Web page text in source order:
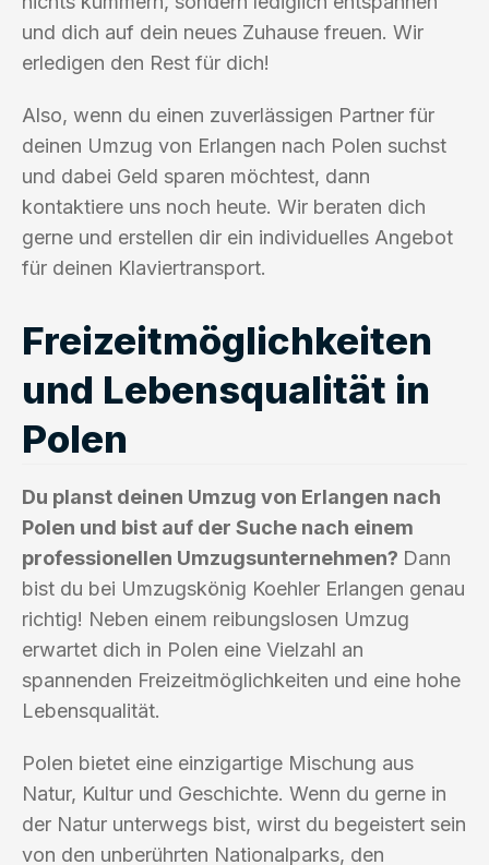
und dich auf dein neues Zuhause freuen. Wir
erledigen den Rest für dich!
Also, wenn du einen zuverlässigen Partner für
deinen Umzug von Erlangen nach Polen suchst
und dabei Geld sparen möchtest, dann
kontaktiere uns noch heute. Wir beraten dich
gerne und erstellen dir ein individuelles Angebot
für deinen Klaviertransport.
Freizeitmöglichkeiten
und Lebensqualität in
Polen
Du planst deinen Umzug von Erlangen nach
Polen und bist auf der Suche nach einem
professionellen Umzugsunternehmen? Dann
bist du bei Umzugskönig Koehler Erlangen genau
richtig! Neben einem reibungslosen Umzug
erwartet dich in Polen eine Vielzahl an
spannenden Freizeitmöglichkeiten und eine hohe
Lebensqualität.
Polen bietet eine einzigartige Mischung aus
Natur, Kultur und Geschichte. Wenn du gerne in
der Natur unterwegs bist, wirst du begeistert sein
von den unberührten Nationalparks, den